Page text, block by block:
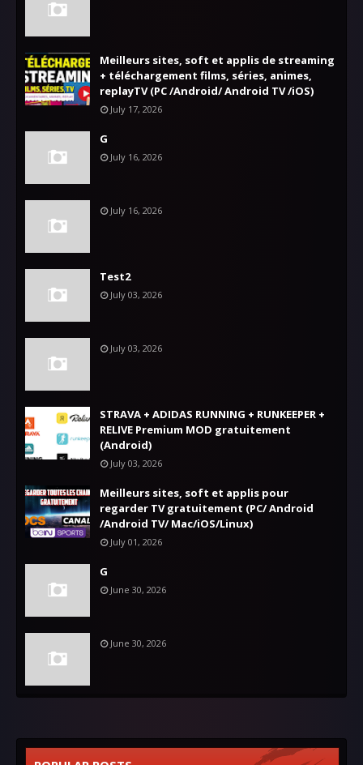
Meilleurs sites, soft et applis de streaming
+ téléchargement films, séries, animes,
replayTV (PC /Android/ Android TV /iOS)
July 17, 2026
G
July 16, 2026
July 16, 2026
Test2
July 03, 2026
July 03, 2026
STRAVA + ADIDAS RUNNING + RUNKEEPER +
RELIVE Premium MOD gratuitement
(Android)
July 03, 2026
Meilleurs sites, soft et applis pour
regarder TV gratuitement (PC/ Android
/Android TV/ Mac/iOS/Linux)
July 01, 2026
G
June 30, 2026
June 30, 2026